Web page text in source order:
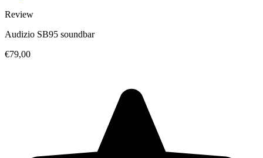
Review
Audizio SB95 soundbar
€79,00